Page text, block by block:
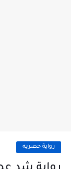
رواية حصريه